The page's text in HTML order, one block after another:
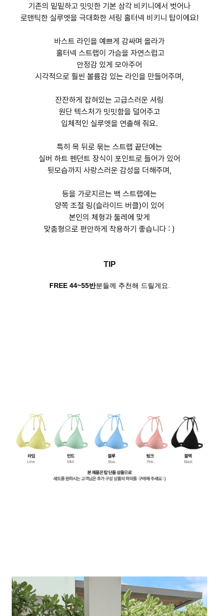
기존의 밑밑하고 밋밋한 기본 삼각 비키니에서 벗어나
로맨틱한 실루엣을 극대화한 셔링 홀터넥 비키니 탑이에요!
바스트 라인을 예쁘게 감싸며 올라가
홀터넥 스트랩이 가슴을 자연스럽고
안정감 있게 모아주어
시각적으로 훨씬 볼륨감 있는 라인을 만들어주며,
잔잔하게 잡혀있는 고급스러운 셔링
원단 텍스처가 밋밋함을 덜어주고
입체적인 실루엣을 연출해 줘요.
특히 목 뒤로 묶는 스트랩 끝단에는
실버 하트 펜던트 장식이 포인트로 들어가 있어
뒷모습까지 사랑스러운 감성을 더해주며,
등을 가로지르는 백 스트랩에는
양쪽 조절 링(슬라이드 버클)이 있어
본인의 체형과 둘레에 맞게
맞춤형으로 편안하게 착용하기 좋습니다 : )
TIP
FREE 44~55반분들께 추천해 드릴게요.